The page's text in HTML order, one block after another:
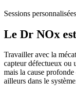
Sessions
Le Dr NOx
Travailler avec la
capteur défectueux ou
mais la cause
ailleurs dans le